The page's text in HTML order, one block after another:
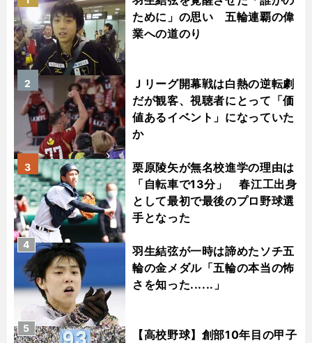
ために」の思い 五輪連覇の偉
業への道のり
Ｊリーグ開幕戦は白熱の逆転劇
だが観客、視聴者にとって「価
値あるイベント」になっていた
か
2
栗原陵矢が無名校進学の理由は
「自転車で13分」 春江工出身
として最初で最後のプロ野球選
手となった
3
羽生結弦が一時は諦めたソチ五
輪の金メダル「五輪の本当の怖
さを知った......」
4
【高校野球】創部10年目の甲子
5